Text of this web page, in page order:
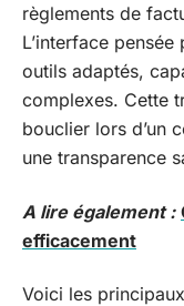
règlements de
L’interface
outils adaptés,
complexes. Cette
bouclier lors d’un
une transparence
A lire également :
efficacement
Voici les